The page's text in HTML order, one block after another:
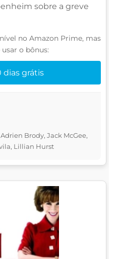
sobre a greve
no Amazon Prime, mas
o bônus:
dias grátis
Brody, Jack McGee,
Lillian Hurst